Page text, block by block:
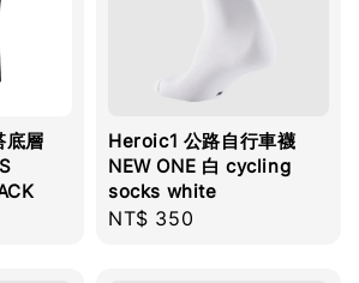
底層
Heroic1 公路自行車襪
NEW ONE 白 cycling
socks white
Regular
NT$ 350